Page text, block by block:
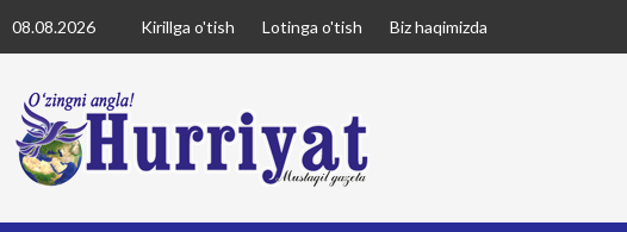
to
08.08.2026 Kirillga o'tish Lotinga o'tish Biz haqimizda